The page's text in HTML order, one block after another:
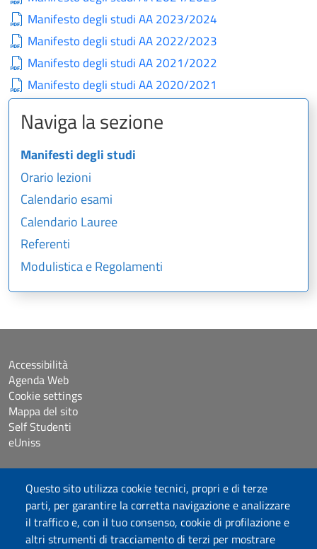
Questo sito utilizza cookie tecnici, propri e di terze
parti, per garantire la corretta navigazione e analizzare
il traffico e, con il tuo consenso, cookie di profilazione e
altri strumenti di tracciamento di terzi per mostrare
Manifesto degli studi AA 2023/2024
Manifesto degli studi AA 2022/2023
Manifesto degli studi AA 2021/2022
Manifesto degli studi AA 2020/2021
Naviga la sezione
Manifesti degli studi
Orario lezioni
Calendario esami
Calendario Lauree
Referenti
Modulistica e Regolamenti
Accessibilità
Agenda Web
Cookie settings
Mappa del sito
Self Studenti
eUniss
Dichiarazione di accessibilità
Posta elettronica @uniss.it
Protocollo